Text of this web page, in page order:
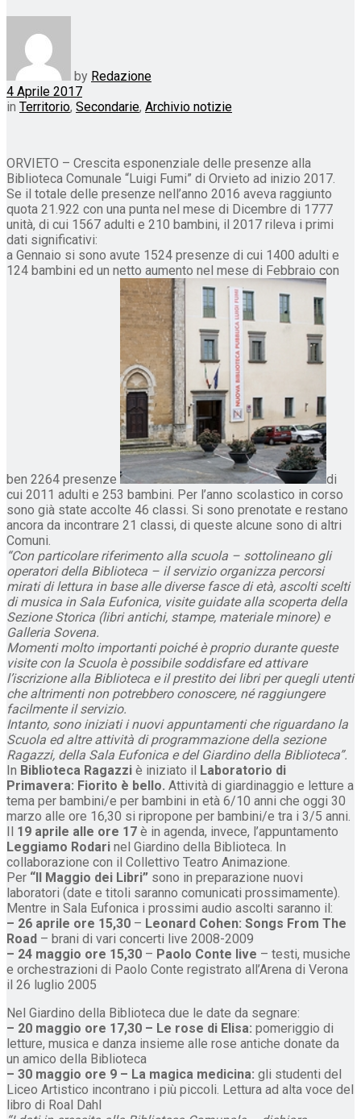
by Redazione
4 Aprile 2017
in Territorio, Secondarie, Archivio notizie
ORVIETO – Crescita esponenziale delle presenze alla
Biblioteca Comunale “Luigi Fumi” di Orvieto ad inizio 2017.
Se il totale delle presenze nell’anno 2016 aveva raggiunto
quota 21.922 con una punta nel mese di Dicembre di 1777
unità, di cui 1567 adulti e 210 bambini, il 2017 rileva i primi
dati significativi:
a Gennaio si sono avute 1524 presenze di cui 1400 adulti e
124 bambini ed un netto aumento nel mese di Febbraio con
ben 2264 presenze
di
cui 2011 adulti e 253 bambini. Per l’anno scolastico in corso
sono già state accolte 46 classi. Si sono prenotate e restano
ancora da incontrare 21 classi, di queste alcune sono di altri
Comuni.
“Con particolare riferimento alla scuola – sottolineano gli
operatori della Biblioteca – il servizio organizza percorsi
mirati di lettura in base alle diverse fasce di età, ascolti scelti
di musica in Sala Eufonica, visite guidate alla scoperta della
Sezione Storica (libri antichi, stampe, materiale minore) e
Galleria Sovena.
Momenti molto importanti poiché è proprio durante queste
visite con la Scuola è possibile soddisfare ed attivare
l’iscrizione alla Biblioteca e il prestito dei libri per quegli utenti
che altrimenti non potrebbero conoscere, né raggiungere
facilmente il servizio.
Intanto, sono iniziati i nuovi appuntamenti che riguardano la
Scuola ed altre attività di programmazione della sezione
Ragazzi, della Sala Eufonica e del Giardino della Biblioteca”.
In Biblioteca Ragazzi è iniziato il Laboratorio di
Primavera: Fiorito è bello. Attività di giardinaggio e letture a
tema per bambini/e per bambini in età 6/10 anni che oggi 30
marzo alle ore 16,30 si ripropone per bambini/e tra i 3/5 anni.
Il 19 aprile alle ore 17 è in agenda, invece, l’appuntamento
Leggiamo Rodari nel Giardino della Biblioteca. In
collaborazione con il Collettivo Teatro Animazione.
Per “Il Maggio dei Libri” sono in preparazione nuovi
laboratori (date e titoli saranno comunicati prossimamente).
Mentre in Sala Eufonica i prossimi audio ascolti saranno il:
– 26 aprile ore 15,30 – Leonard Cohen: Songs From The
Road – brani di vari concerti live 2008-2009
– 24 maggio ore 15,30 – Paolo Conte live – testi, musiche
e orchestrazioni di Paolo Conte registrato all’Arena di Verona
il 26 luglio 2005
Nel Giardino della Biblioteca due le date da segnare:
– 20 maggio ore 17,30 – Le rose di Elisa: pomeriggio di
letture, musica e danza insieme alle rose antiche donate da
un amico della Biblioteca
– 30 maggio ore 9 – La magica medicina: gli studenti del
Liceo Artistico incontrano i più piccoli. Lettura ad alta voce del
libro di Roal Dahl